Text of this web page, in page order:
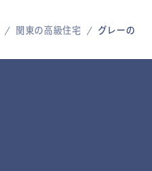
関東の高級住宅
グレーの